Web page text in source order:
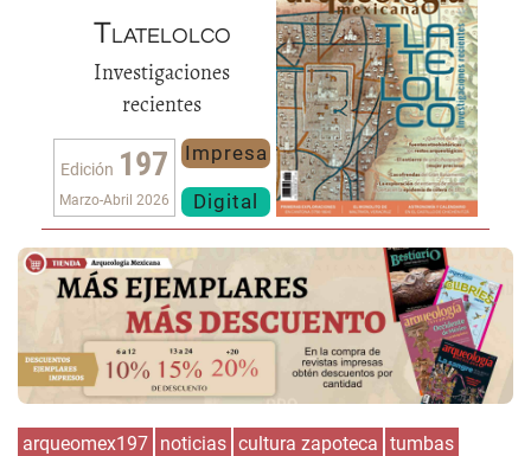
Tlatelolco
Investigaciones
recientes
Edición 197
Marzo-Abril 2026
Impresa
Digital
arqueomex197 noticias cultura zapoteca tumbas